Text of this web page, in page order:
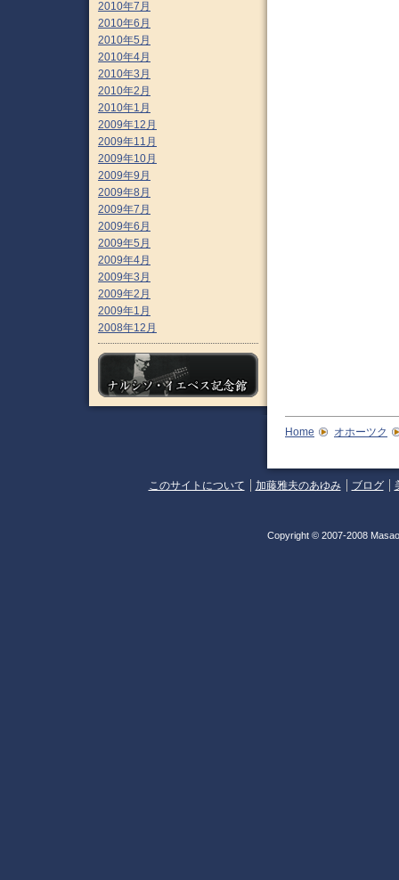
2010年7月
2010年6月
2010年5月
2010年4月
2010年3月
2010年2月
2010年1月
2009年12月
2009年11月
2009年10月
2009年9月
2009年8月
2009年7月
2009年6月
2009年5月
2009年4月
2009年3月
2009年2月
2009年1月
2008年12月
Home オホーツク
このサイトについて 加藤雅夫のあゆみ ブログ
Copyright © 2007-2008